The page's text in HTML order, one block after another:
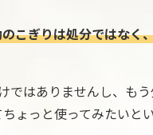
こぎりは処分ではなく
はありませんし、も
ょっと使ってみたいと